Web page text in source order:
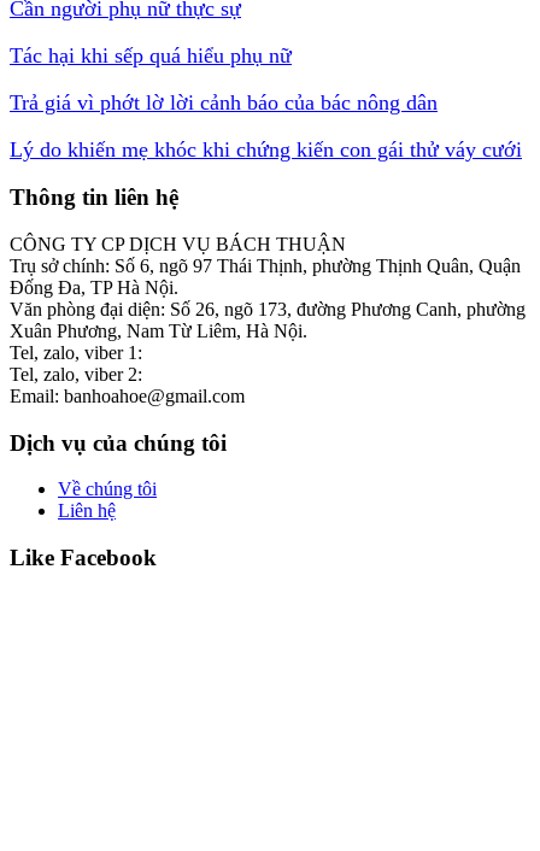
Cần người phụ nữ thực sự
Tác hại khi sếp quá hiểu phụ nữ
Trả giá vì phớt lờ lời cảnh báo của bác nông dân
Lý do khiến mẹ khóc khi chứng kiến con gái thử váy cưới
Thông tin liên hệ
CÔNG TY CP DỊCH VỤ BÁCH THUẬN
Trụ sở chính: Số 6, ngõ 97 Thái Thịnh, phường Thịnh Quân, Quận
Đống Đa, TP Hà Nội.
Văn phòng đại diện: Số 26, ngõ 173, đường Phương Canh, phường
Xuân Phương, Nam Từ Liêm, Hà Nội.
Tel, zalo, viber 1:
Tel, zalo, viber 2:
Email: banhoahoe@gmail.com
Dịch vụ của chúng tôi
Về chúng tôi
Liên hệ
Like Facebook